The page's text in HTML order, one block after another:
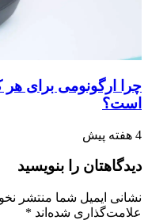
چرا ارگونومی برای هر
است؟
4 هفته پیش
دیدگاهتان را بنویسید
نشانی ایمیل شما منتشر
علامت‌گذاری شده‌اند *